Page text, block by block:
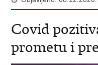
Covid
prometu i